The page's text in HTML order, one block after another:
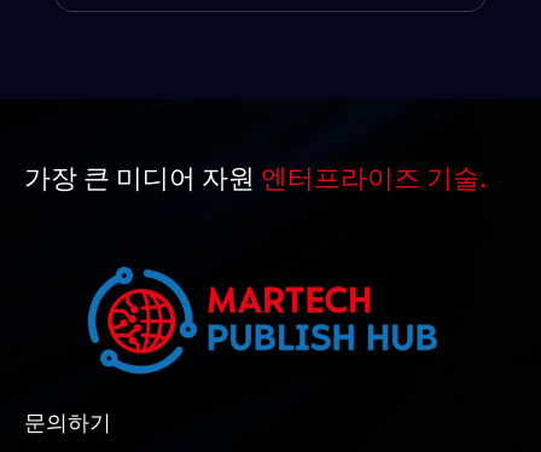
가장 큰 미디어 자원 엔터프라이즈 기술.
문의하기